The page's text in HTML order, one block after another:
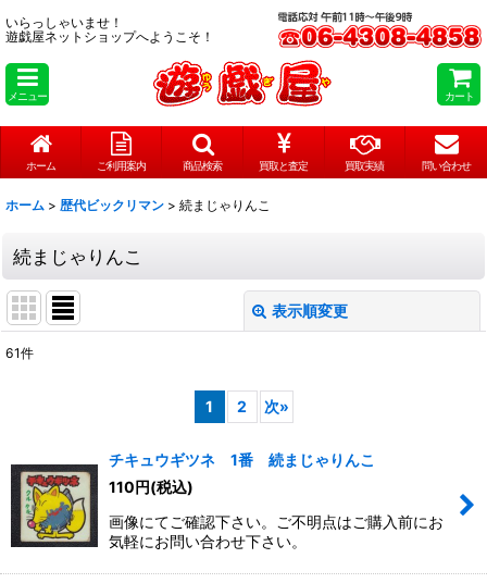
いらっしゃいませ！
遊戯屋ネットショップへようこそ！
メニュー カート
ホーム ご利用案内 商品検索 買取と査定 買取実績 問い合わせ
ホーム > 歴代ビックリマン > 続まじゃりんこ
続まじゃりんこ
表示順変更
並び順:
絞り込む
61件
1 2 次»
チキュウギツネ 1番 続まじゃりんこ
110円(税込)
画像にてご確認下さい。ご不明点はご購入前にお
気軽にお問い合わせ下さい。